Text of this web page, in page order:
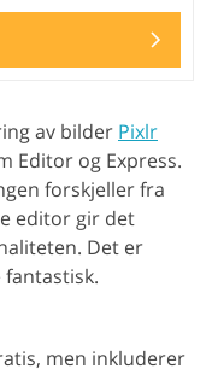
av bilder Pixlr
Editor og Express.
forskjeller fra
editor gir det
Det er
fantastisk.
men inkluderer